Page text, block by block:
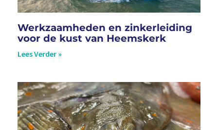
Werkzaamheden en zinkerleiding
voor de kust van Heemskerk
Lees Verder »